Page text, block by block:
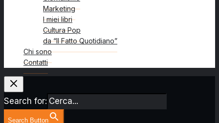
Marketing
I miei libri
Cultura Pop
da “Il Fatto Quotidiano”
Chi sono
Contatti
Search for:
Search Button